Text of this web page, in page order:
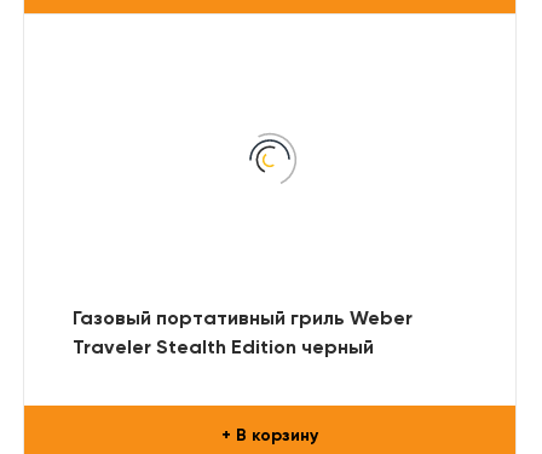
Газовый портативный гриль Weber
Traveler Stealth Edition черный
+ В корзину